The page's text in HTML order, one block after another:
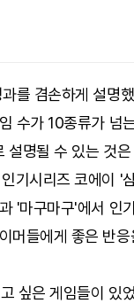
를 겸손하게 설명
수가 10종류가 넘
설명될 수 있는 것은
기시리즈 코에이 '
'마구마구'에서 인
머들에게 좋은 반응
싶은 게임들이 있